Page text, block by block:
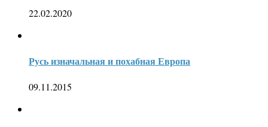
22.02.2020
Русь изначальная и похабная Европа
09.11.2015